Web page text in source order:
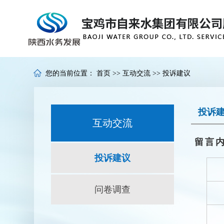
您的当前位置： 首页 >> 互动交流 >> 投诉建议
互动交流
投诉建议
问卷调查
投诉
留言